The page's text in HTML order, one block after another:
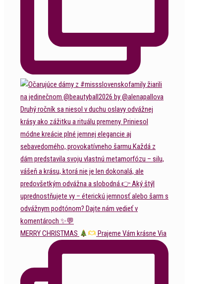
MERRY CHRISTMAS Prajeme Vám krásne Via